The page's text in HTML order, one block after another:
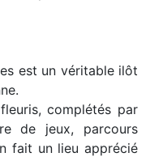
est un véritable ilôt
complétés par
de jeux, parcours
fait un lieu apprécié